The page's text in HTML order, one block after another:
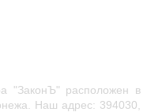
"ЗаконЪ" расположен в
Наш адрес: 394030,